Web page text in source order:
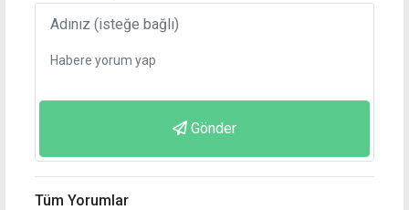
Gönder
Tüm Yorumlar